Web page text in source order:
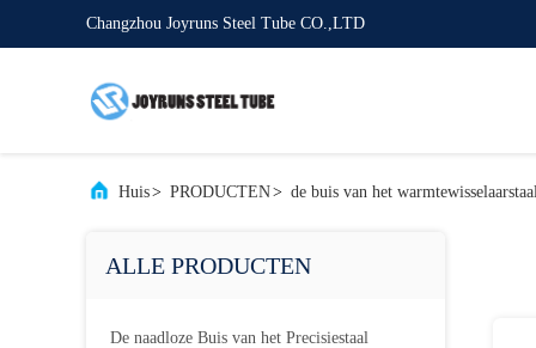
Changzhou Joyruns Steel Tube CO.,LTD
Huis> PRODUCTEN> de buis van het
ALLE PRODUCTEN
De naadloze Buis van het Precisiestaal